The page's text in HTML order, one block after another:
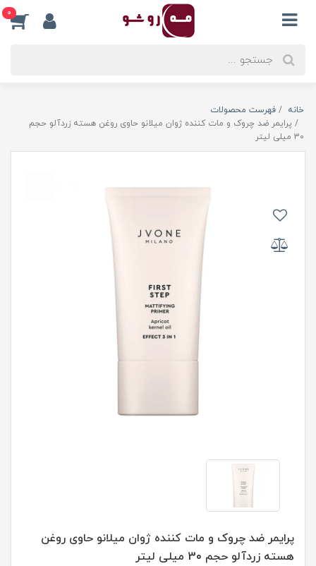
0
خانه
فهرست محصولات
پرایمر ضد چروک و مات کننده ژوان میلانو حاوی روغن هسته زردآلو حجم
30 میلی لیتر
پرایمر ضد چروک و مات کننده ژوان میلانو حاوی روغن
هسته زردآلو حجم 30 میلی لیتر